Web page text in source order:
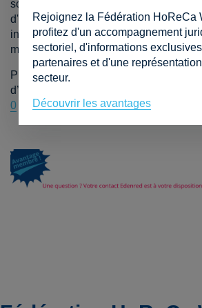
sous forme de chèques-repas. Lors
d'éco-chèques aux travailleurs
informe du contenu de la liste
moyens utiles.
Plus
d’informations :
https://
0
Rejoignez la Fédération HoReCa
profitez d'un accompagnement
sectoriel, d'informations
partenaires et d'une
secteur.
Découvrir les avantages